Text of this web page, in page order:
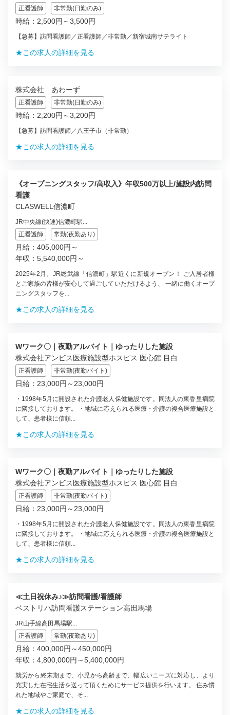
正看護師 非常勤(日勤のみ)
時給：2,500円～3,500円
【急募】訪問看護師／正看護師／非常勤／新宿城南サテライト
★この求人の詳細を見る
株式会社 あわーず
正看護師 非常勤(日勤のみ)
時給：2,200円～3,200円
【急募】訪問看護師／八王子市（非常勤）
★この求人の詳細を見る
《オープニングスタッフ/高収入》年収500万以上/施設内訪問
看護
CLASWELL信濃町
JR中央線(快速)信濃町駅...
正看護師
常勤(夜勤あり)
月給：405,000円～
年収：5,540,000円～
2025年2月、JR総武線「信濃町」駅近くに新規オープン！ ご入居者様
とご家族の皆様が安心して過ごしていただけるよう、 一緒に働くオープ
ニングスタッフを...
★この求人の詳細を見る
Wワーク〇｜夜勤アルバイト｜ゆったりした施設
株式会社アンビス医療施設型ホスピス 医心館 目白
正看護師 非常勤(夜勤バイト)
日給：23,000円～23,000円
・1998年5月に開設された介護老人保健施設です。同法人の東香里病院
に隣接しております。 ・地域に応えられる医療・介護の複合医療施設と
して、患者様に信頼...
★この求人の詳細を見る
Wワーク〇｜夜勤アルバイト｜ゆったりした施設
株式会社アンビス医療施設型ホスピス 医心館 目白
正看護師 非常勤(夜勤バイト)
日給：23,000円～23,000円
・1998年5月に開設された介護老人保健施設です。同法人の東香里病院
に隣接しております。 ・地域に応えられる医療・介護の複合医療施設と
して、患者様に信頼...
★この求人の詳細を見る
≪土日祝休み♪≫訪問看護/看護師
ベストリハ訪問看護ステーション高田馬場
JR山手線高田馬場駅...
正看護師
常勤(夜勤あり)
月給：400,000円～450,000円
年収：4,800,000円～5,400,000円
就労から終末期まで、小児から高齢まで、幅広いニーズに対応し、より
充実した在宅生活を送って頂くためにサービス提供を行います。 住み慣
れた地域やご家庭で、そ...
★この求人の詳細を見る